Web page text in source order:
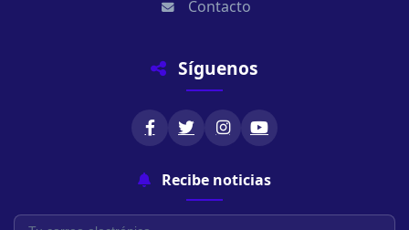
Contacto
Síguenos
Recibe noticias